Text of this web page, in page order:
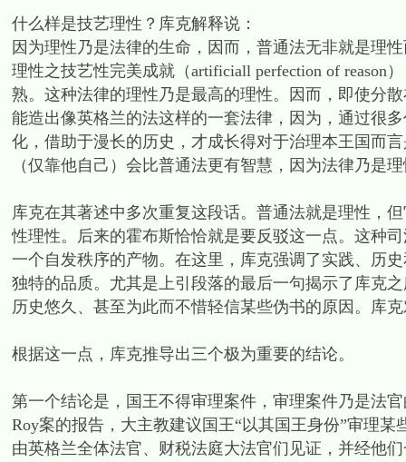
什么样是技艺理性？库克解释说：
因为理性乃是法律的生命，因而，普通法无非就是理
理性之技艺性完美成就（artificiall perfection of reason
熟。这种法律的理性乃是最高的理性。因而，即使分
能造出像英格兰的法这样的一套法律，因为，通过很
化，借助于漫长的历史，才成长得对于治理本王国而
（仅靠他自己）会比普通法更有智慧，因为法律乃是
库克在其著述中多次重复这段话。普通法就是理性，
性理性。后来的霍布斯恰恰就是要反驳这一点。这种
一个自发秩序的产物。在这里，库克强调了实践、历
独特的品质。尤其是上引段落的最后一句揭示了库克
历史悠久、甚至为此而不惜轻信某些伪书的原因。库
根据这一点，库克推导出三个极为重要的结论。
第一个结论是，国王不得审理案件，审理案件乃是法
Roy案的报告，大主教建议国王“以其国王身份”审理某
由英格兰全体法官、财税法庭大法官们见证，并经他